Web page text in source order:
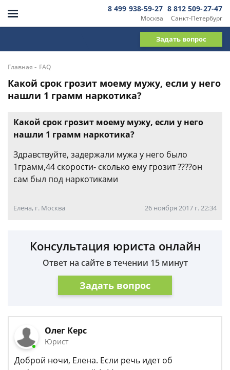
Москва
8 499 938-59-27
Санкт-Петербург
8 812 509-27-47
Задать вопрос
Главная - FAQ
Какой срок грозит моему мужу, если у него
нашли 1 грамм наркотика?
Какой срок грозит моему мужу, если у него
нашли 1 грамм наркотика?
Здравствуйте, задержали мужа у него было
1грамм,44 скорости- сколько ему грозит ????он
сам был под наркотиками
Елена, г. Москва 26 ноября 2017 г. 22:34
Консультация юриста онлайн
Ответ на сайте в течении 15 минут
Задать вопрос
Олег Керс
Юрист
Доброй ночи, Елена. Если речь идет об